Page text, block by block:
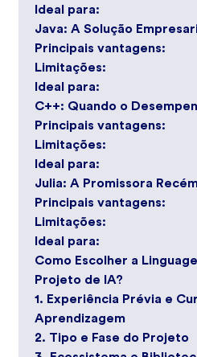
Ideal para:
Java: A Solução
Principais vantagens:
Limitações:
Ideal para:
C++: Quando o
Principais vantagens:
Limitações:
Ideal para:
Julia: A Promissora
Principais vantagens:
Limitações:
Ideal para:
Como Escolher a
Projeto de IA?
1. Experiência Prévia e
Aprendizagem
2. Tipo e Fase do Projeto